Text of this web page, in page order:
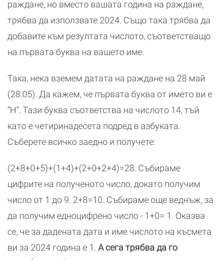
раждане, но вместо вашата година на раждане,
трябва да използвате 2024. Също така трябва да
добавите към резултата числото, съответстващо
на първата буква на вашето име.
Така, нека вземем датата на раждане на 28 май
(28.05). Да кажем, че първата буква от името ви е
“Н”. Тази буква съответства на числото 14, тъй
като е четиринадесета подред в азбуката.
Съберете всичко заедно и получете:
(2+8+0+5)+(1+4)+(2+0+2+4)=28. Събираме
цифрите на полученото число, докато получим
число от 1 до 9. 2+8=10. Събираме още веднъж, за
да получим едноцифрено число - 1+0= 1. Оказва
се, че за дадената дата и име числото на късмета
ви за 2024 година е 1. А сега трябва да го